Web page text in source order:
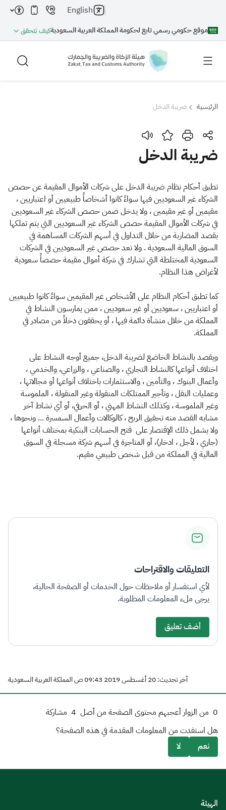
موقع حكومي رسمي تابع لحكومة المملكة العربية السعوديةكيف تتحقق
English
بحث
اقتراحات
الزكاة الجمارك
ضريبة القيمة المضافة
الإقرار الضريبي
التصرفات العقارية
الرئيسية ضريبة الدخل
ضريبة الدخل
​تطبق أحكام نظام ضريبة الدخل على شركات الأموال المقيمة عن حصص
الشركاء غير السعوديين ‏فيها سواءً كانوا أشخاصاً طبيعيين أو اعتباريين ،
مقيمين أو غير مقيمين ، ولا يدخل ضمن حصص ‏الشركاء غير السعوديين
في شركات الأموال المقيمة حصص الشركاء غير السعوديين التي يتم ‏تملكها
بقصد المضاربة من خلال التداول في أسهم الشركات المساهمة في
السوق المالية السعودية . ‏ولا تعد حصص غير السعوديين في الشركات
السعودية المختلطة التي تشارك في شركة أموال ‏مقيمة حصصاً سعودية
لأغراض هذا النظام.
كما تطبق أحكام النظام على الأشخاص غير المقيمين سواءً كانوا طبيعيين
أو اعتباريين ، سعوديين ‏أو غير سعوديين ، ممن يمارسون النشاط في
المملكة من خلال منشأة دائمة فيها ، أو يحققون ‏دخلاً من مصادر في
المملكة.‏
ويقصد بالنشاط الخاضع لضريبة الدخل، جميع أوجه النشاط على
اختلاف أنواعها كالنشاط ‏التجاري ، والصناعي ، والزراعي، والخدمي ،
وأعمال البنوك ، والتأمين ، والاستثمارات باختلاف ‏أنواعها أو مجالاتها ،
وعمليات النقل ، وتأجير الممتلكات المنقولة وغير المنقولة ، الملموسة
وغير ‏الملموسة ، وكذلك النشاط المهني ، أو الحرفي، أو أي نشاط آخر
مشابه القصد منه تحقيق الربح ، ‏كالوكالات وأعمال السمسرة ... ونحوها ،
ولا يشمل ذلك الإقتصار على فتح الحسابات البنكية ‏بمختلف أنواعها
(جاري ، لأجل ، ادخار)، أو المتاجرة في أسهم شركة مسجلة في السوق
المالية في ‏المملكة من قبل شخص طبيعي مقيم.‏
التعليقات والاقتراحات
لأي استفسار أو ملاحظات حول الخدمات أو الصفحة الحالية،
يرجى ملء المعلومات المطلوبة.
أضف تعليق
آخر تحديث: 20 أغسطس 2019 09:43 ص المملكة العربية السعودية
0 من الزوار أعجبهم محتوى الصفحة من أصل 4 مشاركة
هل استفدت من المعلومات المقدمة في هذه الصفحة؟
نعم
لا
الهيئة